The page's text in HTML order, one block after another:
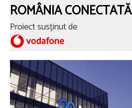
ROMÂNIA CONECTATĂ
Proiect susținut de